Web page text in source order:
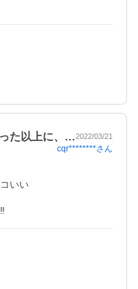
た以上に、…2022/03/21
cqr********さん
いい